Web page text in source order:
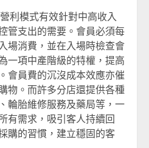
利模式有效針對中高收入
管支出的需要。會員必須每
場消費，並在入場時檢查會
一項中產階級的特權，提高
會員費的沉沒成本效應亦催
物。而許多分店還提供各種
輪胎維修服務及藥局等，一
有需求，吸引客人持續回
購的習慣，建立穩固的客